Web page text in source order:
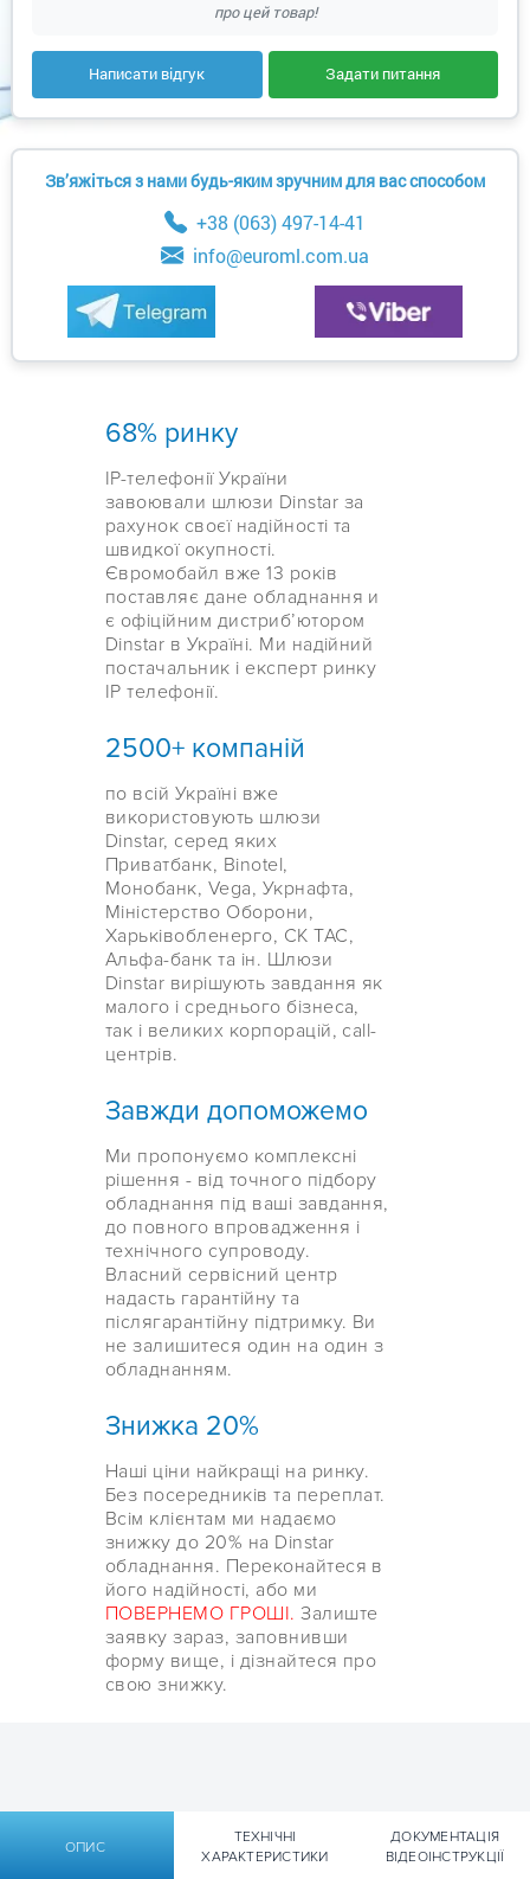
про цей товар!
Написати відгук Задати питання
Зв’яжіться з нами будь-яким зручним для вас способом
+38 (063) 497-14-41
info@euroml.com.ua
68% ринку
IP-телефонії України
завоювали шлюзи Dinstar за
рахунок своєї надійності та
швидкої окупності.
Євромобайл вже 13 років
поставляє дане обладнання и
є офіційним дистрибʼютором
Dinstar в Україні. Ми надійний
постачальник і експерт ринку
IP телефонії.
2500+ компаній
по всій Україні вже
використовують шлюзи
Dinstar, серед яких
Приватбанк, Binotel,
Монобанк, Vega, Укрнафта,
Міністерство Оборони,
Харьківобленерго, СК ТАС,
Альфа-банк та ін. Шлюзи
Dinstar вирішують завдання як
малого і среднього бізнеса,
так і великих корпорацій, call-
центрів.
Завжди допоможемо
Ми пропонуємо комплексні
рішення - від точного підбору
обладнання під ваші завдання,
до повного впровадження і
технічного супроводу.
Власний сервісний центр
надасть гарантійну та
післягарантійну підтримку. Ви
не залишитеся один на один з
обладнанням.
Знижка 20%
Наші ціни найкращі на ринку.
Без посередників та переплат.
Всім клієнтам ми надаємо
знижку до 20% на Dinstar
обладнання. Переконайтеся в
його надійності, або ми
ПОВЕРНЕМО ГРОШІ. Залиште
заявку зараз, заповнивши
форму вище, і дізнайтеся про
свою знижку.
ОПИС
ТЕХНІЧНІ
ХАРАКТЕРИСТИКИ
ДОКУМЕНТАЦІЯ
ВІДЕОІНСТРУКЦІЇ